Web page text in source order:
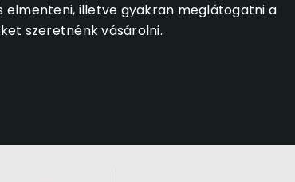
elmenteni, illetve gyakran meglátogatni a
szeretnénk vásárolni.